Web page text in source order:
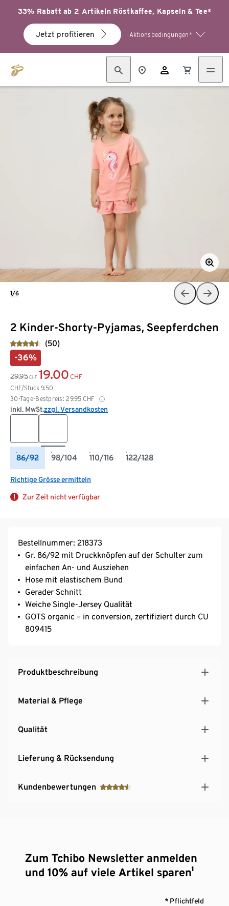
33% Rabatt ab 2 Artikeln Röstkaffee, Kapseln & Tee*
Jetzt profitieren Aktionsbedingungen*
2 Kinder-Shorty-Pyjamas, Seepferdchen
(50)
-36%
29.95 CHF 19.00 CHF
CHF/Stück 9.50
30-Tage-Bestpreis: 29.95 CHF
inkl. MwSt.zzgl. Versandkosten
86/92 98/104 110/116 122/128
Richtige Grösse ermitteln
Zur Zeit nicht verfügbar
1/6
Bestellnummer: 218373
Gr. 86/92 mit Druckknöpfen auf der Schulter zum
einfachen An- und Ausziehen
Hose mit elastischem Bund
Gerader Schnitt
Weiche Single-Jersey Qualität
GOTS organic – in conversion, zertifiziert durch CU
809415
Produktbeschreibung
Material & Pflege
Qualität
Lieferung & Rücksendung
Kundenbewertungen
Zum Tchibo Newsletter anmelden
und 10% auf viele Artikel sparen¹
* Pflichtfeld